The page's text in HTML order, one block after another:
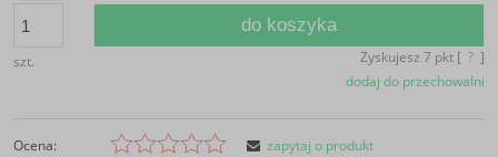
szt.
do koszyka
Zyskujesz 7 pkt [ ? ]
dodaj do przechowalni
Ocena:
zapytaj o produkt